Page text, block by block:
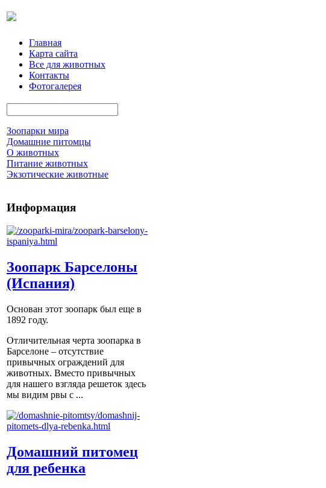
Главная
Карта сайта
Все для животных
Контакты
Фотогалерея
Зоопарки мира
Домашние питомцы
О животных
Питание животных
Экзотические животные
Информация
Зоопарк Барселоны
(Испания)
Основан этот зоопарк был еще в
1892 году.
Отличительная черта зоопарка в
Барселоне – отсутствие
привычных ограждений для
животных. Вместо привычных
для нашего взгляда решеток здесь
мы видим рвы с ...
Домашний питомец
для ребенка